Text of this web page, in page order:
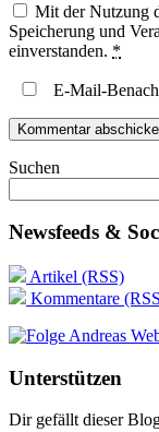
Mit der Nutzung
Speicherung und
einverstanden. *
E-Mail-
Suchen
Newsfeeds &
Artikel (RSS)
Kommentare
Unterstützen
Dir gefällt dieser